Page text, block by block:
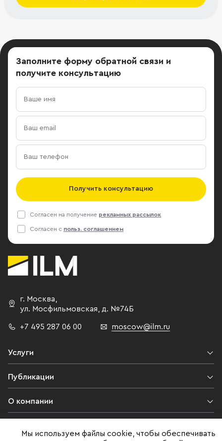
Заполните форму обратной связи и
получите консультацию
Получить консультацию
Согласен на получение рекламных рассылок
Согласен с польз. соглашением
г. Москва
ул. Мосфильмовская,
д. №74Б
+7 495 287 06 00 moscow@ilm.ru
Услуги
Публикации
О компании
Мы используем файлы cookie, чтобы обеспечивать